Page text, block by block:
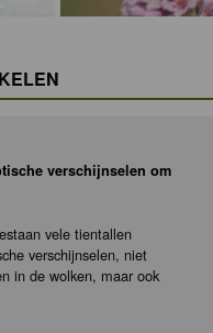
verschijnselen om
vele tientallen
verschijnselen, niet
in de wolken, maar ook